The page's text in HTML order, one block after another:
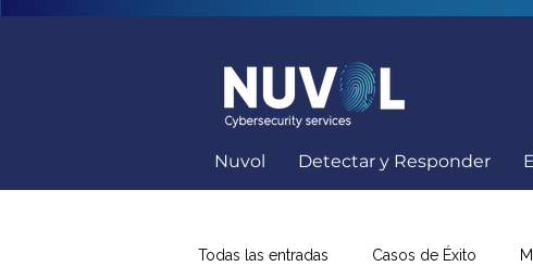
Nuvol Detectar y Responder
Todas las entradas Casos de Éxito